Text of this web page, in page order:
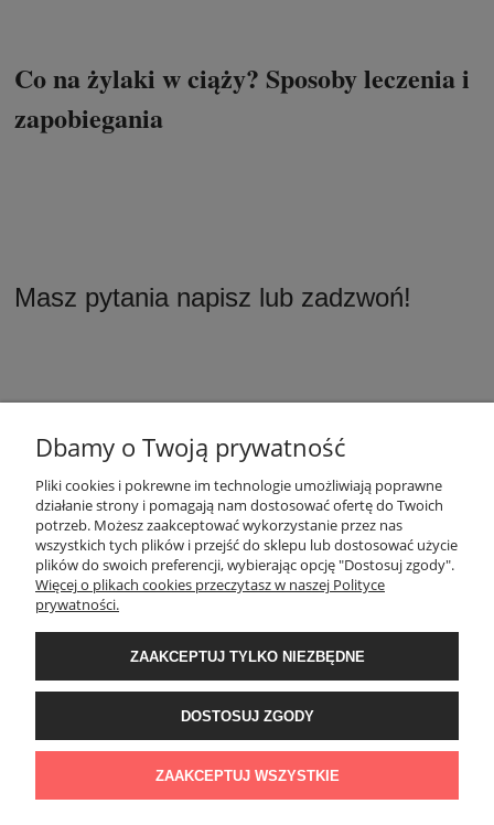
Co na żylaki w ciąży? Sposoby leczenia i
zapobiegania
Masz pytania napisz lub zadzwoń!
POMOC
MOJE KONTO
PŁATNOŚCI I DOSTAWA
O NAS
Dbamy o Twoją prywatność
Pliki cookies i pokrewne im technologie umożliwiają poprawne
działanie strony i pomagają nam dostosować ofertę do Twoich
potrzeb. Możesz zaakceptować wykorzystanie przez nas
wszystkich tych plików i przejść do sklepu lub dostosować użycie
plików do swoich preferencji, wybierając opcję "Dostosuj zgody".
Więcej o plikach cookies przeczytasz w naszej Polityce
prywatności.
ZAAKCEPTUJ TYLKO NIEZBĘDNE
DOSTOSUJ ZGODY
ZAAKCEPTUJ WSZYSTKIE